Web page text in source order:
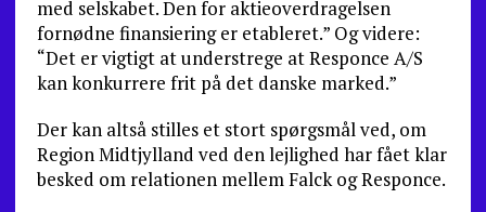
med selskabet. Den for aktieoverdragelsen
fornødne finansiering er etableret.” Og videre:
“Det er vigtigt at understrege at Responce A/S
kan konkurrere frit på det danske marked.”
Der kan altså stilles et stort spørgsmål ved, om
Region Midtjylland ved den lejlighed har fået klar
besked om relationen mellem Falck og Responce.